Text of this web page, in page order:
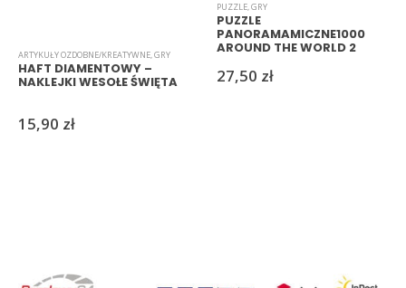
ARTYKUŁY OZDOBNE/KREATYWNE,GRY
HAFT DIAMENTOWY –
NAKLEJKI WESOŁE ŚWIĘTA
15,90 zł
PUZZLE,GRY
PUZZLE
PANORAMAMICZNE1000
AROUND THE WORLD 2
27,50 zł